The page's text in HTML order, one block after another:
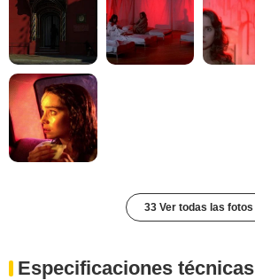
33 Ver todas las fotos
Especificaciones técnicas